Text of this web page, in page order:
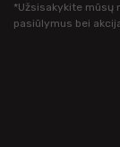
*Užsisakykite mūsų
pasiūlymus bei